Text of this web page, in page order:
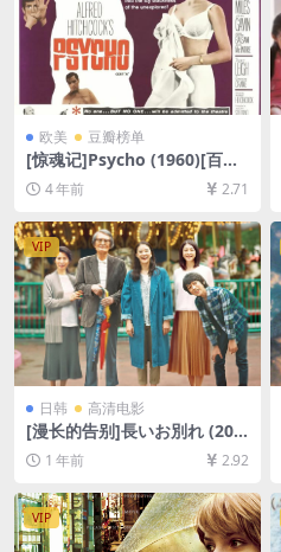
欧美 豆瓣榜单
[惊魂记]Psycho (1960)[百度
网盘+迅雷云盘资源1080P超
清未删减][MP4/7GB][中英字
幕]
4 年前 2.71
VIP
日韩 高清电影
[漫长的告别]長いお別れ (201
9)[百度网盘+夸克网盘1080P
超清未删减资源][网盘在线播
放/下载][MP4/8.7GB][中文字
幕]
1 年前 2.92
VIP